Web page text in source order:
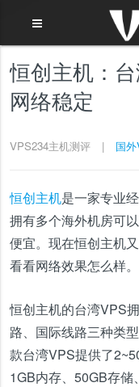
恒创主机：
网络稳定
VPS234主机测评 | 国
恒创主机是一家专业
拥有多个海外机房可
便宜。现在恒创主机
看看网络效果怎么样。
恒创主机的台湾VPS
路、国际线路三种类
款台湾VPS提供了
1GB内存、50GB存